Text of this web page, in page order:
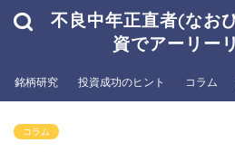
不良中年正直者(なお
資でアーリー
銘柄研究 投資成功のヒント コラム
コラム